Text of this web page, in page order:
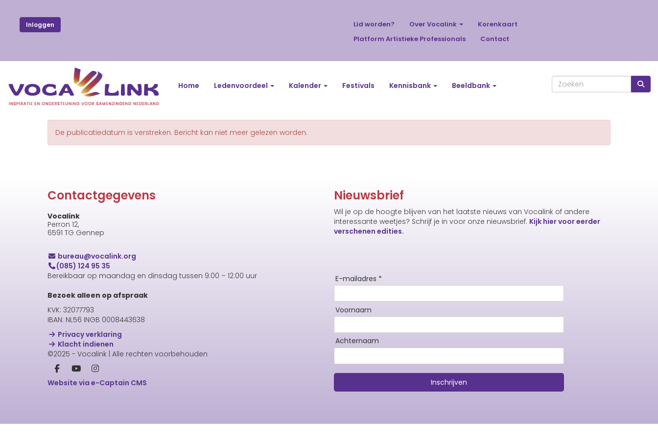
Inloggen Lid worden? Over Vocalink
Korenkaart
Platform Artistieke Professionals
Contact
Home Ledenvoordeel Kalender Festivals Kennisbank Beeldbank
De publicatiedatum is verstreken. Bericht kan niet meer gelezen worden.
Contactgegevens
Vocalink
Perron 12,
6591 TG Gennep
uaerub@vocalink.org
(085) 124 95 35
Bereikbaar op maandag en dinsdag tussen 9:00 – 12:00 uur
Bezoek alleen op afspraak
KVK: 32077793
IBAN: NL56 INGB 0008443638
Privacy verklaring
Klacht indienen
©2025 - Vocalink | Alle rechten voorbehouden
Website via e-Captain CMS
Nieuwsbrief
Wil je op de hoogte blijven van het laatste nieuws van Vocalink of andere
interessante weetjes? Schrijf je in voor onze nieuwsbrief. Kijk hier voor eerder
verschenen edities.
E-mailadres *
Voornaam
Achternaam
Inschrijven